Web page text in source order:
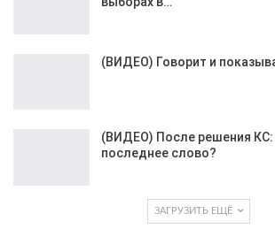
(ВИДЕО) Говорит и
(ВИДЕО) После решения КС:
последнее слово?
ЗАГРУЗИТЬ ЕЩЁ